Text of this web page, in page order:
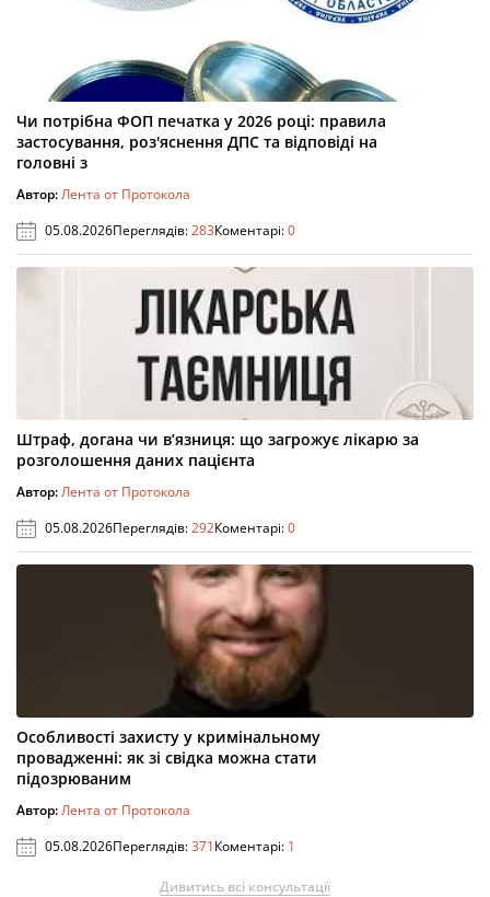
Чи потрібна ФОП печатка у 2026 році: правила
застосування, роз'яснення ДПС та відповіді на
головні з
Автор:Лента от Протокола
05.08.2026Переглядів:283Коментарі:0
Штраф, догана чи в’язниця: що загрожує лікарю за
розголошення даних пацієнта
Автор:Лента от Протокола
05.08.2026Переглядів:292Коментарі:0
Особливості захисту у кримінальному
провадженні: як зі свідка можна стати
підозрюваним
Автор:Лента от Протокола
05.08.2026Переглядів:371Коментарі: 1
Дивитись всі консультації